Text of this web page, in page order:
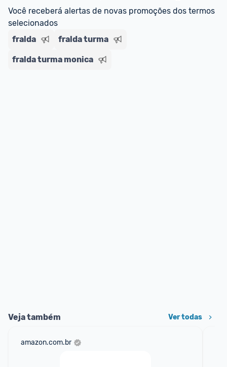
Você receberá alertas de novas promoções dos termos
selecionados
fralda
fralda turma
fralda turma monica
Veja também Ver todas
amazon.com.br